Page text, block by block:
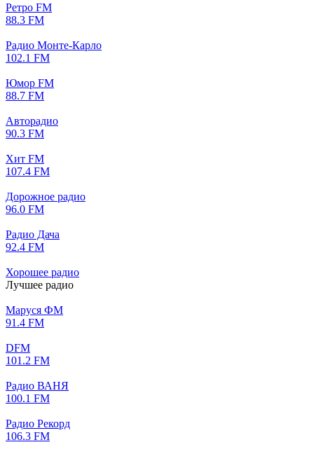
Ретро FM
88.3 FM
Радио Монте-Карло
102.1 FM
Юмор FM
88.7 FM
Авторадио
90.3 FM
Хит FM
107.4 FM
Дорожное радио
96.0 FM
Радио Дача
92.4 FM
Хорошее радио
Лучшее радио
Маруся ФМ
91.4 FM
DFM
101.2 FM
Радио ВАНЯ
100.1 FM
Радио Рекорд
106.3 FM